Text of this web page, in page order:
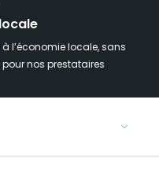
l’économie locale, sans
nos prestataires